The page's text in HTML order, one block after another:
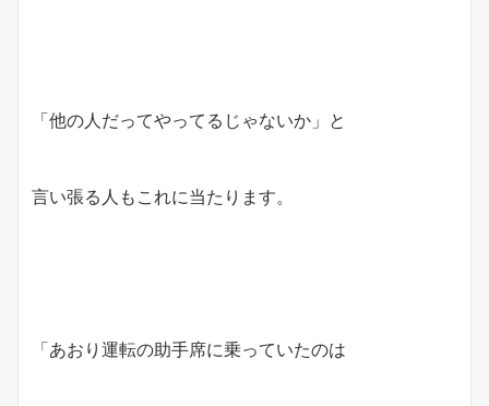
「他の人だってやってるじゃないか」と
言い張る人もこれに当たります。
「あおり運転の助手席に乗っていたのは